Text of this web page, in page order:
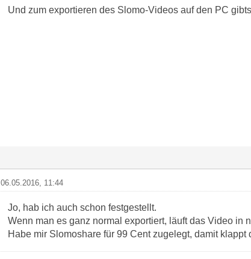
Und zum exportieren des Slomo-Videos auf den PC
06.05.2016, 11:44
Jo, hab ich auch schon festgestellt.
Wenn man es ganz normal exportiert, läuft das Video in
Habe mir Slomoshare für 99 Cent zugelegt, damit klappt